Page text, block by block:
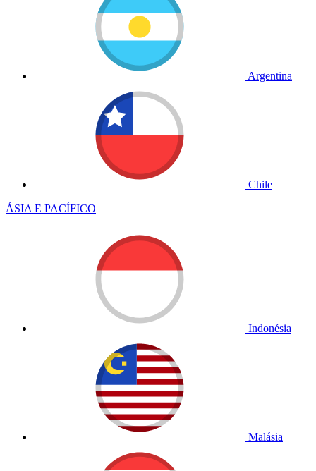
Argentina
Chile
ÁSIA E PACÍFICO
Indonésia
Malásia